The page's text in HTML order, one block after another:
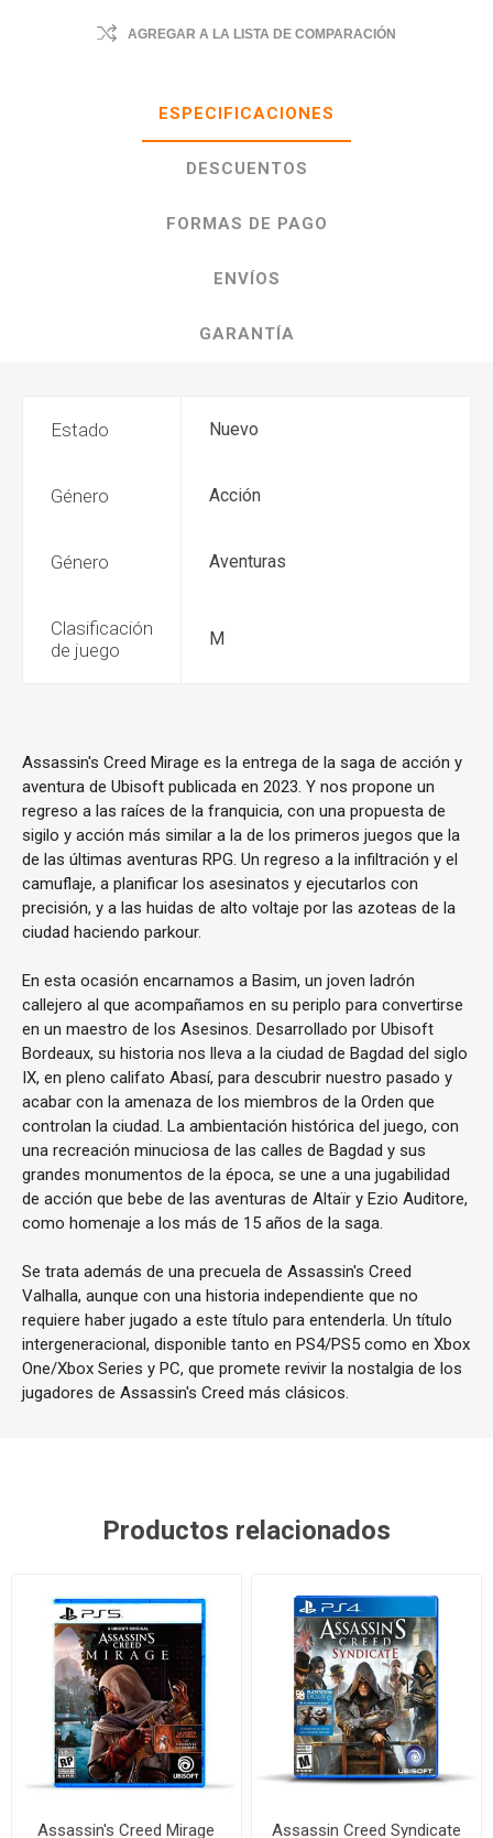
AGREGAR A LA LISTA DE COMPARACIÓN
ESPECIFICACIONES
DESCUENTOS
FORMAS DE PAGO
ENVÍOS
GARANTÍA
Estado Nuevo
Género Acción
Género Aventuras
Clasificación
de juego
M
Assassin's Creed Mirage es la entrega de la saga de acción y
aventura de Ubisoft publicada en 2023. Y nos propone un
regreso a las raíces de la franquicia, con una propuesta de
sigilo y acción más similar a la de los primeros juegos que la
de las últimas aventuras RPG. Un regreso a la infiltración y el
camuflaje, a planificar los asesinatos y ejecutarlos con
precisión, y a las huidas de alto voltaje por las azoteas de la
ciudad haciendo parkour.
En esta ocasión encarnamos a Basim, un joven ladrón
callejero al que acompañamos en su periplo para convertirse
en un maestro de los Asesinos. Desarrollado por Ubisoft
Bordeaux, su historia nos lleva a la ciudad de Bagdad del siglo
IX, en pleno califato Abasí, para descubrir nuestro pasado y
acabar con la amenaza de los miembros de la Orden que
controlan la ciudad. La ambientación histórica del juego, con
una recreación minuciosa de las calles de Bagdad y sus
grandes monumentos de la época, se une a una jugabilidad
de acción que bebe de las aventuras de Altaïr y Ezio Auditore,
como homenaje a los más de 15 años de la saga.
Se trata además de una precuela de Assassin's Creed
Valhalla, aunque con una historia independiente que no
requiere haber jugado a este título para entenderla. Un título
intergeneracional, disponible tanto en PS4/PS5 como en Xbox
One/Xbox Series y PC, que promete revivir la nostalgia de los
jugadores de Assassin's Creed más clásicos.
Productos relacionados
Assassin's Creed Mirage Assassin Creed Syndicate